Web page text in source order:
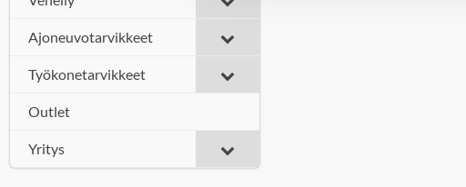
Ajoneuvotarvikkeet
Työkonetarvikkeet
Outlet
Yritys